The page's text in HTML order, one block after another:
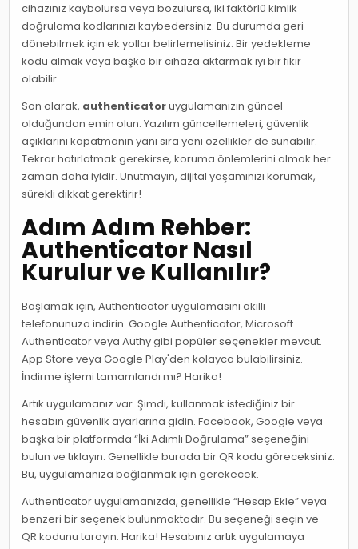
cihazınız kaybolursa veya bozulursa, iki faktörlü kimlik
doğrulama kodlarınızı kaybedersiniz. Bu durumda geri
dönebilmek için ek yollar belirlemelisiniz. Bir yedekleme
kodu almak veya başka bir cihaza aktarmak iyi bir fikir
olabilir.
Son olarak, authenticatoruygulamanızın güncel
olduğundan emin olun. Yazılım güncellemeleri, güvenlik
açıklarını kapatmanın yanı sıra yeni özellikler de sunabilir.
Tekrar hatırlatmak gerekirse, koruma önlemlerini almak her
zaman daha iyidir. Unutmayın, dijital yaşamınızı korumak,
sürekli dikkat gerektirir!
Adım Adım Rehber:
Authenticator Nasıl
Kurulur ve Kullanılır?
Başlamak için, Authenticator uygulamasını akıllı
telefonunuza indirin. Google Authenticator, Microsoft
Authenticator veya Authy gibi popüler seçenekler mevcut.
App Store veya Google Play'den kolayca bulabilirsiniz.
İndirme işlemi tamamlandı mı? Harika!
Artık uygulamanız var. Şimdi, kullanmak istediğiniz bir
hesabın güvenlik ayarlarına gidin. Facebook, Google veya
başka bir platformda “İki Adımlı Doğrulama” seçeneğini
bulun ve tıklayın. Genellikle burada bir QR kodu göreceksiniz.
Bu, uygulamanıza bağlanmak için gerekecek.
Authenticator uygulamanızda, genellikle “Hesap Ekle” veya
benzeri bir seçenek bulunmaktadır. Bu seçeneği seçin ve
QR kodunu tarayın. Harika! Hesabınız artık uygulamaya